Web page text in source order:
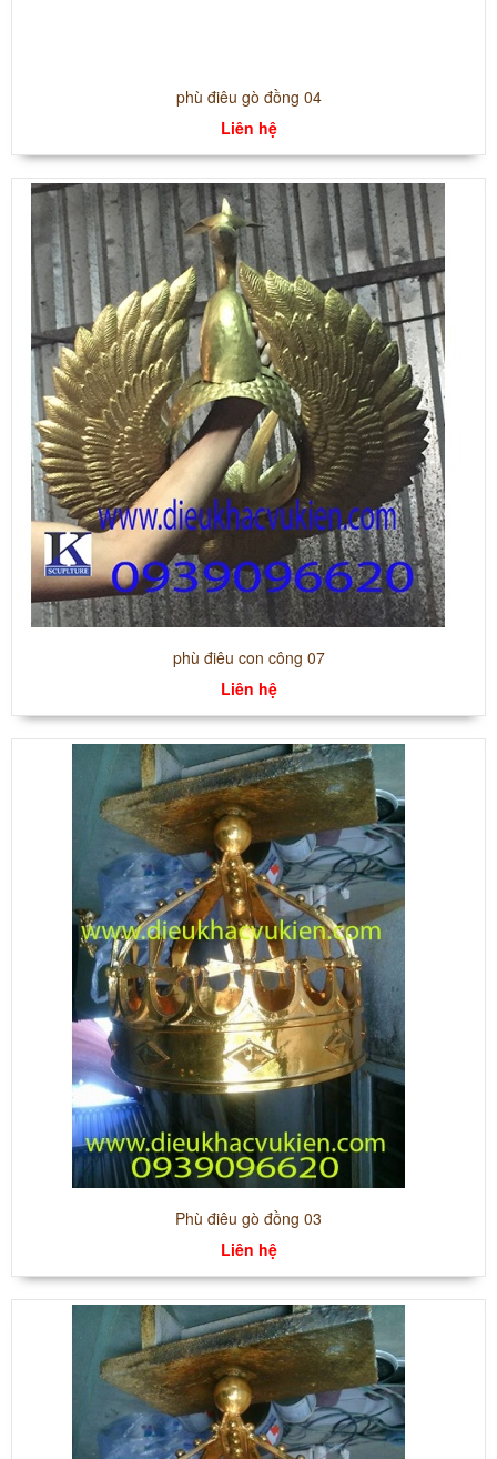
phù điêu gò đồng 04
Liên hệ
phù điêu con công 07
Liên hệ
Phù điêu gò đồng 03
Liên hệ